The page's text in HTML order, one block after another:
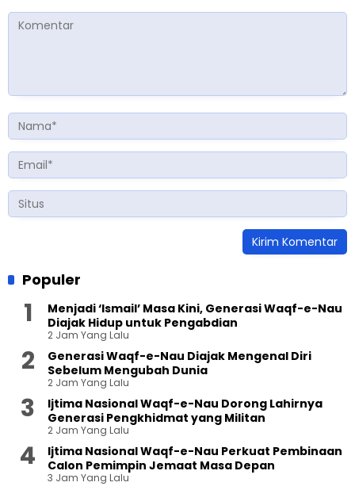
Populer
Menjadi ‘Ismail’ Masa Kini, Generasi Waqf-e-Nau
Diajak Hidup untuk Pengabdian
2 Jam Yang Lalu
Generasi Waqf-e-Nau Diajak Mengenal Diri
Sebelum Mengubah Dunia
2 Jam Yang Lalu
Ijtima Nasional Waqf-e-Nau Dorong Lahirnya
Generasi Pengkhidmat yang Militan
2 Jam Yang Lalu
Ijtima Nasional Waqf-e-Nau Perkuat Pembinaan
Calon Pemimpin Jemaat Masa Depan
3 Jam Yang Lalu